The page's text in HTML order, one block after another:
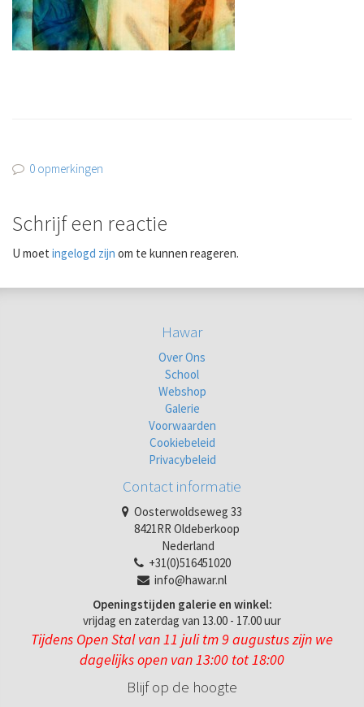
0 opmerkingen
Schrijf een reactie
U moet ingelogd zijn om te kunnen reageren.
Hawar
Over Ons
School
Webshop
Galerie
Voorwaarden
Cookiebeleid
Privacybeleid
Contact informatie
Oosterwoldseweg 33
8421RR Oldeberkoop
Nederland
+31(0)516451020
info@hawar.nl
Openingstijden galerie en winkel:
vrijdag en zaterdag van 13.00 - 17.00 uur
Tijdens Open Stal van 11 juli tm 9 augustus zijn we
dagelijks open van 13:00 tot 18:00
Blijf op de hoogte